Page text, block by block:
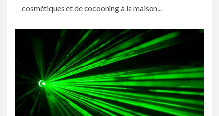
cosmétiques et de cocooning à la maison...